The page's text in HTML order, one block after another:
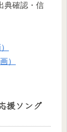
典確認・信
）
援ソング